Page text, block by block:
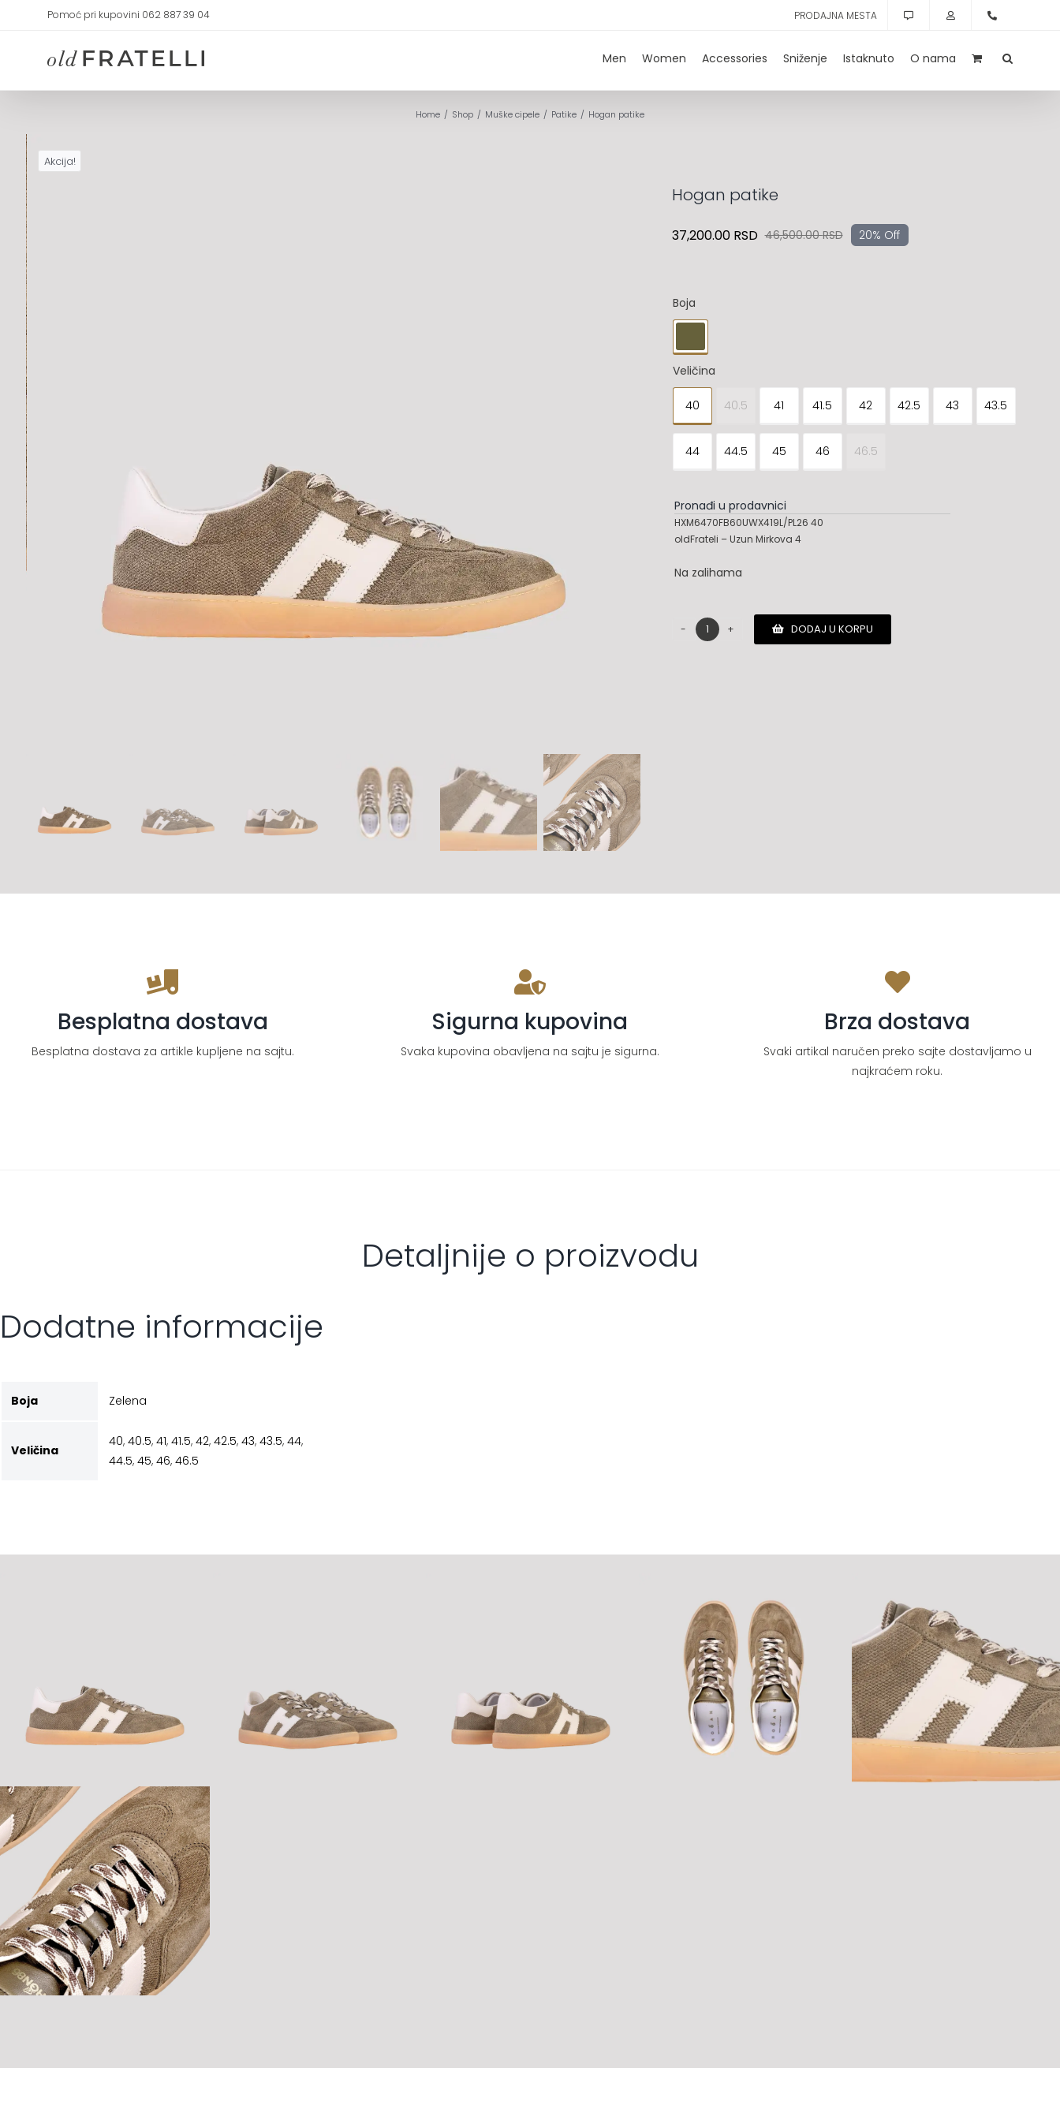
Pomoć pri kupovini 062 887 39 04 PRODAJNA MESTA
Men Women Accessories Sniženje Istaknuto O nama
Home Shop Muške cipele Patike Hogan patike
Akcija!
Hogan patike
46,500.00RSDOriginalna
37,200.00 RSD
Trenutna
20% Off
Boja
Veličina
40 40.5 41 41.5 42 42.5 43 43.5
44 44.5 45 46 46.5
Pronađi u prodavnici
HXM6470FB60UWX419L/PL26 40
oldFrateli – Uzun Mirkova 4
Na zalihama
Hogan
DODAJ U KORPU
Besplatna dostava
Besplatna dostava za artikle kupljene na sajtu.
Sigurna kupovina
Svaka kupovina obavljena na sajtu je sigurna.
Brza dostava
Svaki artikal naručen preko sajte dostavljamo u
najkraćem roku.
Detaljnije o proizvodu
Dodatne informacije
Boja Zelena
Veličina
40, 40.5, 41, 41.5, 42, 42.5, 43, 43.5, 44,
44.5, 45, 46, 46.5